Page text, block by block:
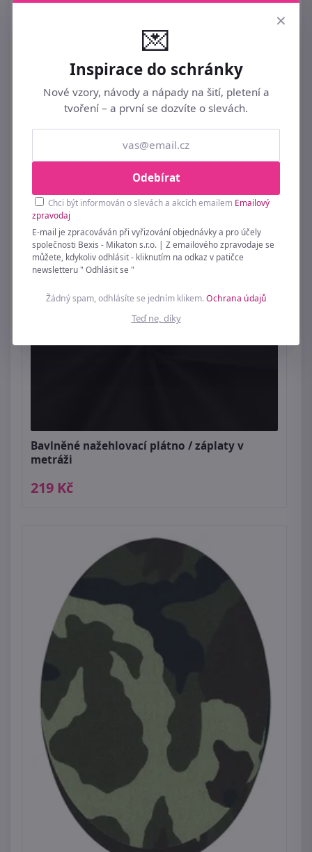
Samolepicí záplata voděodolná
49 Kč
Bavlněné nažehlovací plátno / záplaty v
metráži
219 Kč
×
💌
Inspirace do schránky
Nové vzory, návody a nápady na šití, pletení a
tvoření – a první se dozvíte o slevách.
Odebírat
Chci být informován o slevách a akcích emailem Emailový
zpravodaj
E-mail je zpracováván při vyřizování objednávky a pro účely
společnosti Bexis - Mikaton s.r.o. | Z emailového zpravodaje se
můžete, kdykoliv odhlásit - kliknutím na odkaz v patičce
newsletteru " Odhlásit se "
Žádný spam, odhlásíte se jedním klikem.Ochrana údajů
Teď ne, díky